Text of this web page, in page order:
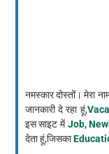
नमस्कार दोस्तों। मेरा
जानकारी दे रहा हूं,
इस साइट मेंJob,
देता हूं,जिसका